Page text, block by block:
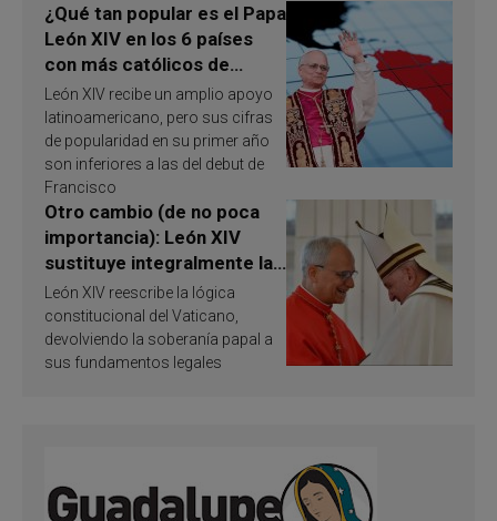
¿Qué tan popular es el Papa
León XIV en los 6 países
con más católicos de
América Latina en 2026?
Publican resultados de
investigación
León XIV recibe un amplio apoyo
latinoamericano, pero sus cifras
de popularidad en su primer año
son inferiores a las del debut de
Francisco
Otro cambio (de no poca
importancia): León XIV
sustituye integralmente la
ley vaticana de Papa
Francisco
León XIV reescribe la lógica
constitucional del Vaticano,
devolviendo la soberanía papal a
sus fundamentos legales